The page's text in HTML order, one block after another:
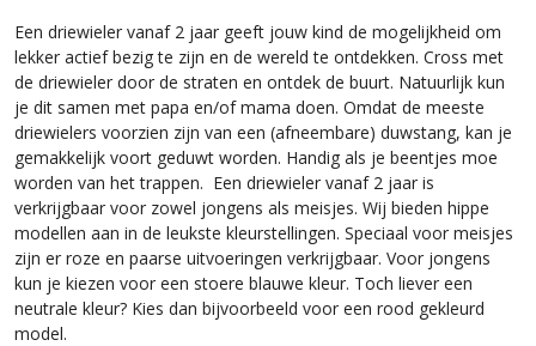
Een driewieler vanaf 2 jaar geeft jouw kind de mogelijkheid om
lekker actief bezig te zijn en de wereld te ontdekken. Cross met
de driewieler door de straten en ontdek de buurt. Natuurlijk kun
je dit samen met papa en/of mama doen. Omdat de meeste
driewielers voorzien zijn van een (afneembare) duwstang, kan je
gemakkelijk voort geduwt worden. Handig als je beentjes moe
worden van het trappen. Een driewieler vanaf 2 jaar is
verkrijgbaar voor zowel jongens als meisjes. Wij bieden hippe
modellen aan in de leukste kleurstellingen. Speciaal voor meisjes
zijn er roze en paarse uitvoeringen verkrijgbaar. Voor jongens
kun je kiezen voor een stoere blauwe kleur. Toch liever een
neutrale kleur? Kies dan bijvoorbeeld voor een rood gekleurd
model.